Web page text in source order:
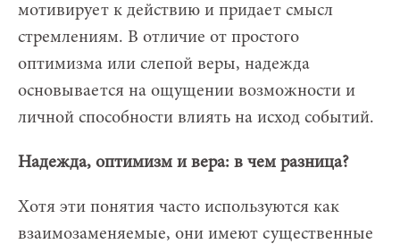
мотивирует к действию и придает смысл
стремлениям. В отличие от простого
оптимизма или слепой веры, надежда
основывается на ощущении возможности и
личной способности влиять на исход событий.
Надежда, оптимизм и вера: в чем разница?
Хотя эти понятия часто используются как
взаимозаменяемые, они имеют существенные